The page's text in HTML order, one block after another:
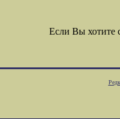
Если Вы хотите